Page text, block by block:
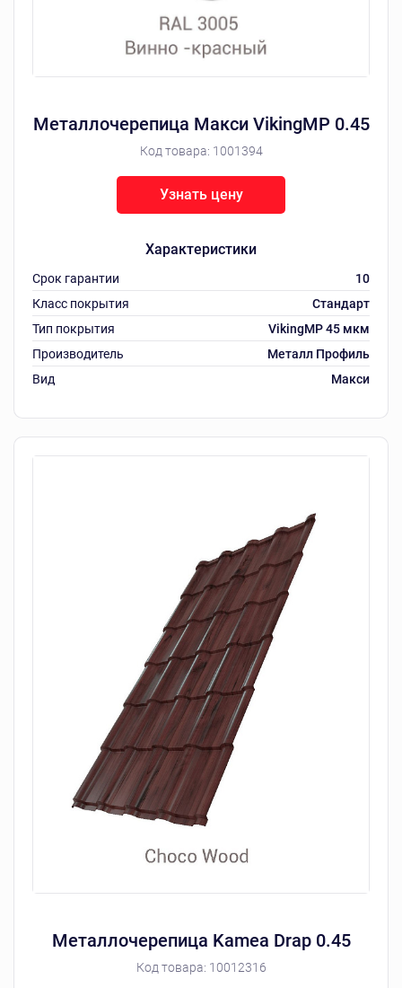
Металлочерепица Макси VikingMP 0.45
Код товара: 1001394
Характеристики
Срок гарантии
10
Класс покрытия
Стандарт
Тип покрытия
VikingMP 45 мкм
Производитель
Металл Профиль
Вид
Макси
Узнать цену
Металлочерепица Kamea Drap 0.45
Код товара: 10012316